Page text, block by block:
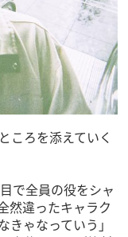
ころを添えていく
で全員の役をシャ
然違ったキャラク
ゃなっていう」